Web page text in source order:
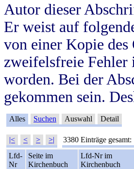
Autor dieser
Er weist auf
von einer Kopie
zweifelsfreie
worden. Bei der
gekommen sein.
Alles Suchen Auswahl Detail
|< < > >| 3380 Einträge gesamt:
Lfd-
Nr
Seite im
Kirchenbuch
Lfd-Nr im
Kirchenbuch